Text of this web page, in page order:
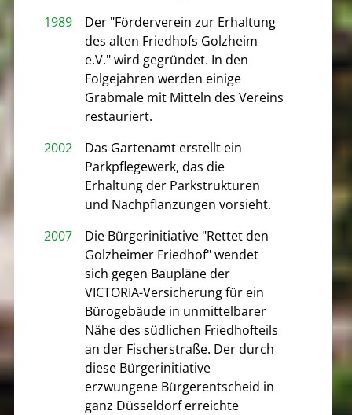
1989
Der "Förderverein zur Erhaltung
des alten Friedhofs Golzheim
e.V." wird gegründet. In den
Folgejahren werden einige
Grabmale mit Mitteln des Vereins
restauriert.
2002
Das Gartenamt erstellt ein
Parkpflegewerk, das die
Erhaltung der Parkstrukturen
und Nachpflanzungen vorsieht.
2007
Die Bürgerinitiative "Rettet den
Golzheimer Friedhof" wendet
sich gegen Baupläne der
VICTORIA-Versicherung für ein
Bürogebäude in unmittelbarer
Nähe des südlichen Friedhofteils
an der Fischerstraße. Der durch
diese Bürgerinitiative
erzwungene Bürgerentscheid in
ganz Düsseldorf erreichte